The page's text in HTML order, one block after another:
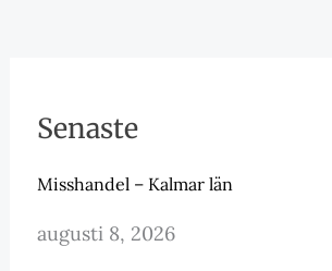
Senaste
Misshandel – Kalmar län
augusti 8, 2026